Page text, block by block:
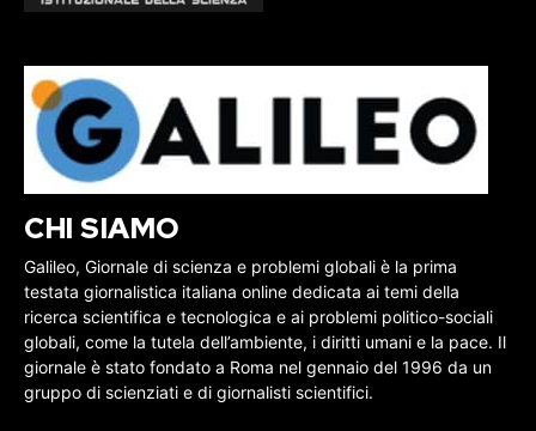
CHI SIAMO
Galileo, Giornale di scienza e problemi globali è la prima
testata giornalistica italiana online dedicata ai temi della
ricerca scientifica e tecnologica e ai problemi politico-sociali
globali, come la tutela dell’ambiente, i diritti umani e la pace. Il
giornale è stato fondato a Roma nel gennaio del 1996 da un
gruppo di scienziati e di giornalisti scientifici.